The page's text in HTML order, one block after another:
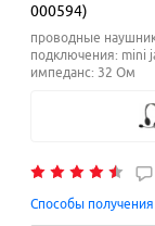
000594)
проводные
подключения: mini
импеданс: 32 Ом
Способы получения